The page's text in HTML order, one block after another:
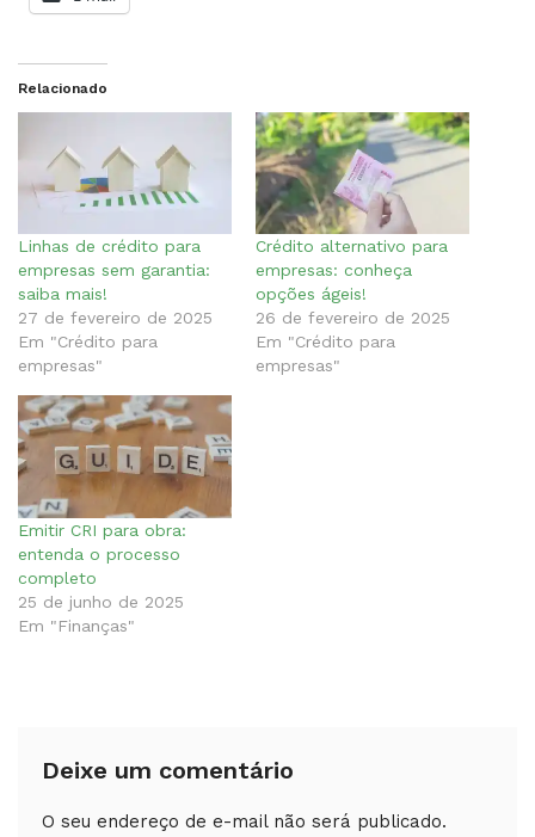
Relacionado
Linhas de crédito para
empresas sem garantia:
saiba mais!
27 de fevereiro de 2025
Em "Crédito para
empresas"
Crédito alternativo para
empresas: conheça
opções ágeis!
26 de fevereiro de 2025
Em "Crédito para
empresas"
Emitir CRI para obra:
entenda o processo
completo
25 de junho de 2025
Em "Finanças"
Deixe um comentário
O seu endereço de e-mail não será publicado.